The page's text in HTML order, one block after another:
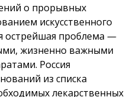
о прорывных
искусственного
острейшая проблема —
жизненно важными
Россия
из списка
лекарственных